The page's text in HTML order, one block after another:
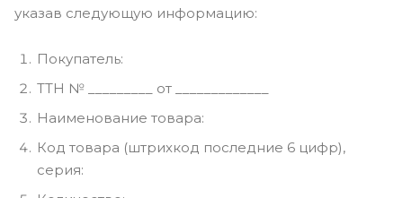
указав следующую информацию:
Покупатель:
ТТН № _________ от _____________
Наименование товара:
Код товара (штрихкод последние 6 цифр),
серия: